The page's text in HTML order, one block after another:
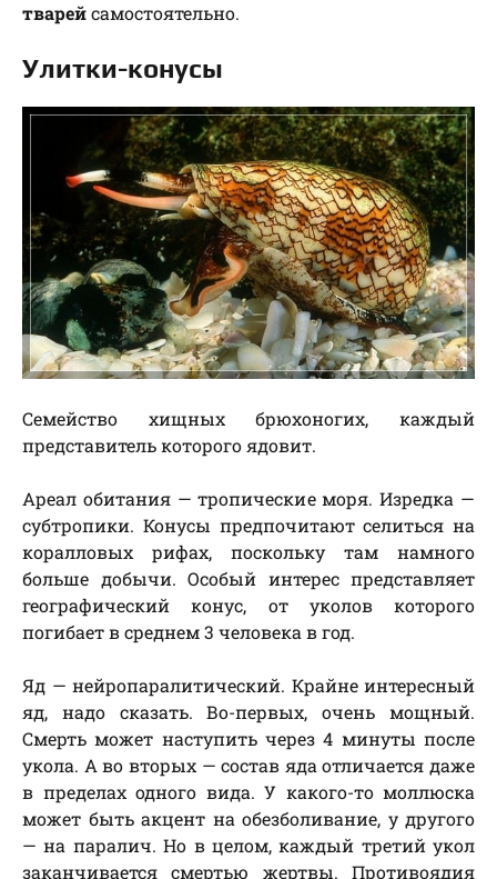
тварейсамостоятельно.
Улитки-конусы
Семейство хищных брюхоногих, каждый
представитель которого ядовит.
Ареал обитания — тропические моря. Изредка —
субтропики. Конусы предпочитают селиться на
коралловых рифах, поскольку там намного
больше добычи. Особый интерес представляет
географический конус, от уколов которого
погибает в среднем 3 человека в год.
Яд — нейропаралитический. Крайне интересный
яд, надо сказать. Во-первых, очень мощный.
Смерть может наступить через 4 минуты после
укола. А во вторых — состав яда отличается даже
в пределах одного вида. У какого-то моллюска
может быть акцент на обезболивание, у другого
— на паралич. Но в целом, каждый третий укол
заканчивается смертью жертвы. Противоядия